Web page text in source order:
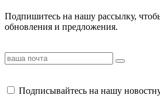
Подпишитесь на нашу рассылку,
обновления и предложения.
Подписывайтесь на нашу